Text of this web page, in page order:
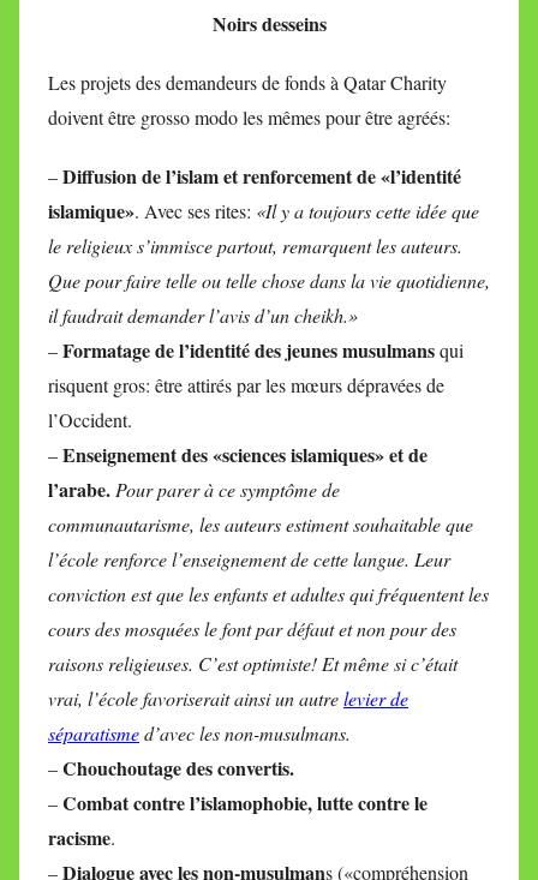
Noirs desseins
Les projets des demandeurs de fonds à Qatar Charity
doivent être grosso modo les mêmes pour être agréés:
–Diffusion de l’islam et renforcement de «l’identité
islamique». Avec ses rites: «Il y a toujours cette idée que
le religieux s’immisce partout, remarquent les auteurs.
Que pour faire telle ou telle chose dans la vie quotidienne,
il faudrait demander l’avis d’uncheikh.»
–Formatage de l’identité des jeunes musulmansqui
risquent gros: être attirés par les mœurs dépravées de
l’Occident.
–Enseignement des «sciences islamiques» et de
l’arabe. Pour parer à ce symptôme de
communautarisme, les auteurs estiment souhaitable que
l’école renforce l’enseignement de cette langue. Leur
conviction est que les enfants et adultes qui fréquentent les
cours des mosquées le font par défaut et non pour des
raisons religieuses. C’est optimiste! Et même si c’était
vrai, l’école favoriserait ainsi un autrelevier de
séparatismed’avec les non-musulmans.
–Chouchoutage des convertis.
–Combat contre l’islamophobie, lutte contre le
racisme.
–Dialogue avec les non-musulmans («compréhension